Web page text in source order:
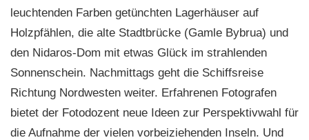
leuchtenden Farben getünchten Lagerhäuser auf
Holzpfählen, die alte Stadtbrücke (Gamle Bybrua) und
den Nidaros-Dom mit etwas Glück im strahlenden
Sonnenschein. Nachmittags geht die Schiffsreise
Richtung Nordwesten weiter. Erfahrenen Fotografen
bietet der Fotodozent neue Ideen zur Perspektivwahl für
die Aufnahme der vielen vorbeiziehenden Inseln. Und